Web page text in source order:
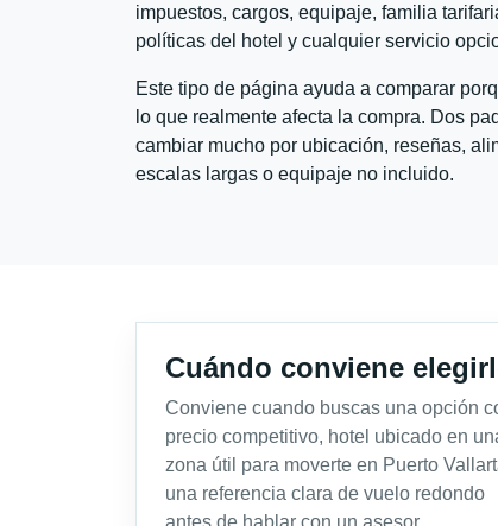
impuestos, cargos, equipaje, familia
políticas del hotel y cualquier servicio
Este tipo de página ayuda a comparar
lo que realmente afecta la compra. Dos
cambiar mucho por ubicación, reseñas,
escalas largas o equipaje no incluido.
Cuándo conviene
Conviene cuando buscas una opción
precio competitivo, hotel ubicado en
zona útil para moverte en Puerto
una referencia clara de vuelo redondo
antes de hablar con un asesor.